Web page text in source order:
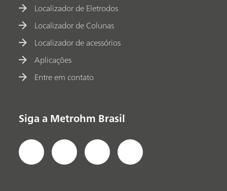
Localizador de Eletrodos
Localizador de Colunas
Localizador de acessórios
Aplicações
Entre em contato
Siga a Metrohm Brasil